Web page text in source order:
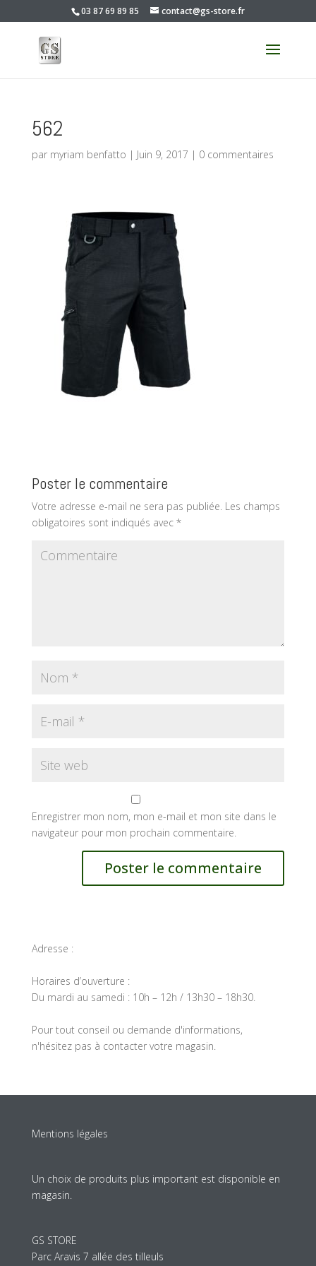
03 87 69 89 85 contact@gs-store.fr
562
par myriam benfatto | Juin 9, 2017 | 0 commentaires
Poster le commentaire
Votre adresse e-mail ne sera pas publiée. Les champs
obligatoires sont indiqués avec *
Enregistrer mon nom, mon e-mail et mon site dans le
navigateur pour mon prochain commentaire.
Adresse :
Horaires d’ouverture :
Du mardi au samedi : 10h – 12h / 13h30 – 18h30.
Pour tout conseil ou demande d'informations,
n'hésitez pas à contacter votre magasin.
Mentions légales
Un choix de produits plus important est disponible en
magasin.
GS STORE
Parc Aravis 7 allée des tilleuls